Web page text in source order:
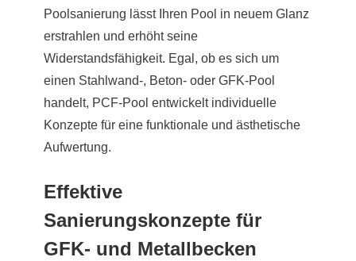
Poolsanierung lässt Ihren Pool in neuem Glanz
erstrahlen und erhöht seine
Widerstandsfähigkeit. Egal, ob es sich um
einen Stahlwand-, Beton- oder GFK-Pool
handelt, PCF-Pool entwickelt individuelle
Konzepte für eine funktionale und ästhetische
Aufwertung.
Effektive
Sanierungskonzepte für
GFK- und Metallbecken